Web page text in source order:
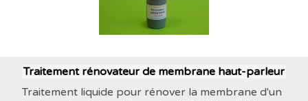
Traitement rénovateur de membrane haut-parleur
Traitement liquide pour rénover la membrane d'un